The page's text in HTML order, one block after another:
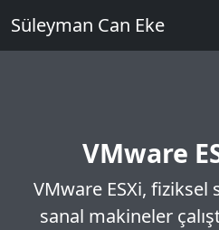
Süleyman Can Eke
VMware
VMware ESXi,
sanal makineler